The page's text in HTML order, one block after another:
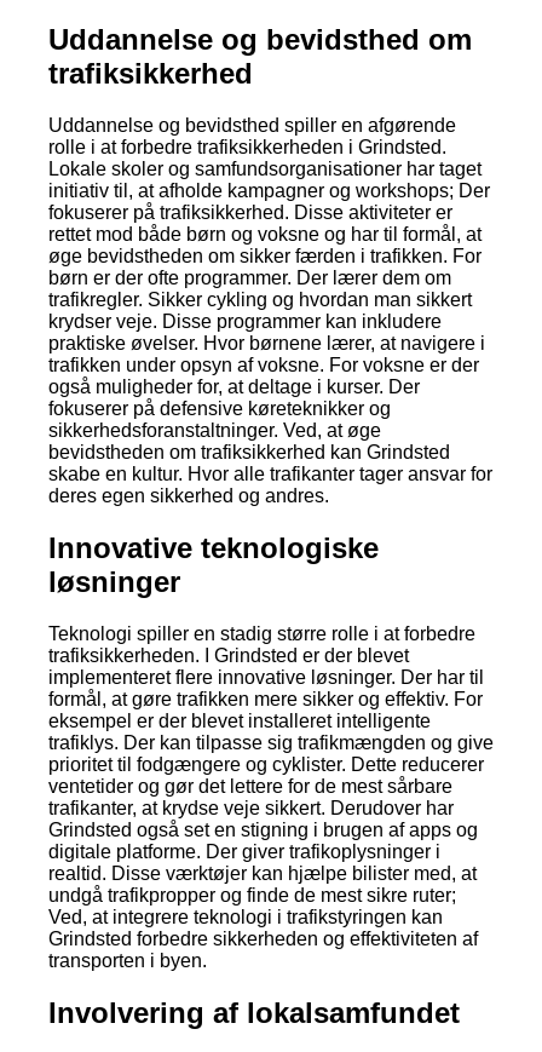
Uddannelse og bevidsthed om
trafiksikkerhed
Uddannelse og bevidsthed spiller en afgørende
rolle i at forbedre trafiksikkerheden i Grindsted.
Lokale skoler og samfundsorganisationer har taget
initiativ til, at afholde kampagner og workshops; Der
fokuserer på trafiksikkerhed. Disse aktiviteter er
rettet mod både børn og voksne og har til formål, at
øge bevidstheden om sikker færden i trafikken. For
børn er der ofte programmer. Der lærer dem om
trafikregler. Sikker cykling og hvordan man sikkert
krydser veje. Disse programmer kan inkludere
praktiske øvelser. Hvor børnene lærer, at navigere i
trafikken under opsyn af voksne. For voksne er der
også muligheder for, at deltage i kurser. Der
fokuserer på defensive køreteknikker og
sikkerhedsforanstaltninger. Ved, at øge
bevidstheden om trafiksikkerhed kan Grindsted
skabe en kultur. Hvor alle trafikanter tager ansvar for
deres egen sikkerhed og andres.
Innovative teknologiske
løsninger
Teknologi spiller en stadig større rolle i at forbedre
trafiksikkerheden. I Grindsted er der blevet
implementeret flere innovative løsninger. Der har til
formål, at gøre trafikken mere sikker og effektiv. For
eksempel er der blevet installeret intelligente
trafiklys. Der kan tilpasse sig trafikmængden og give
prioritet til fodgængere og cyklister. Dette reducerer
ventetider og gør det lettere for de mest sårbare
trafikanter, at krydse veje sikkert. Derudover har
Grindsted også set en stigning i brugen af apps og
digitale platforme. Der giver trafikoplysninger i
realtid. Disse værktøjer kan hjælpe bilister med, at
undgå trafikpropper og finde de mest sikre ruter;
Ved, at integrere teknologi i trafikstyringen kan
Grindsted forbedre sikkerheden og effektiviteten af
transporten i byen.
Involvering af lokalsamfundet